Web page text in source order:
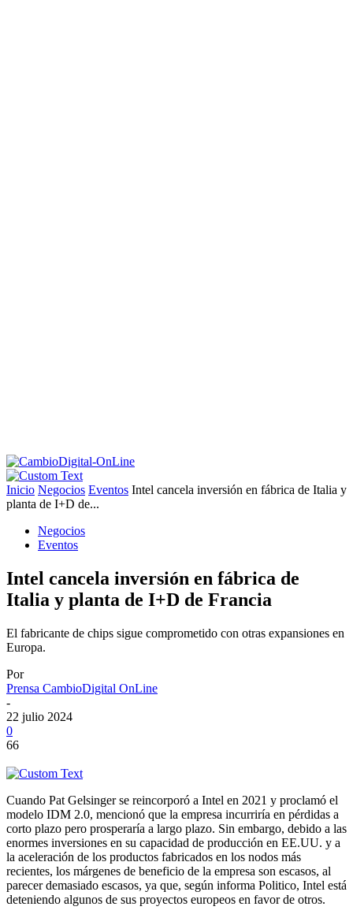
Inicio Negocios Eventos Intel cancela inversión en fábrica de Italia y
planta de I+D de...
Negocios
Eventos
Intel cancela inversión en fábrica de
Italia y planta de I+D de Francia
El fabricante de chips sigue comprometido con otras expansiones en
Europa.
Por
Prensa CambioDigital OnLine
-
22 julio 2024
0
66
Cuando Pat Gelsinger se reincorporó a Intel en 2021 y proclamó el
modelo IDM 2.0, mencionó que la empresa incurriría en pérdidas a
corto plazo pero prosperaría a largo plazo. Sin embargo, debido a las
enormes inversiones en su capacidad de producción en EE.UU. y a
la aceleración de los productos fabricados en los nodos más
recientes, los márgenes de beneficio de la empresa son escasos, al
parecer demasiado escasos, ya que, según informa Politico, Intel está
deteniendo algunos de sus proyectos europeos en favor de otros.